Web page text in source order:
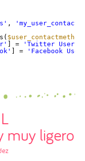
,
] =
'Twitter
] =
'Facebook
muy ligero